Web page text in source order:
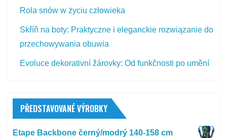
Rola snów w życiu człowieka
Skříň na boty: Praktyczne i eleganckie rozwiązanie do
przechowywania obuwia
Evoluce dekorativní žárovky: Od funkčnosti po umění
PŘEDSTAVOVANÉ VÝROBKY
Etape Backbone černý/modrý 140-158 cm